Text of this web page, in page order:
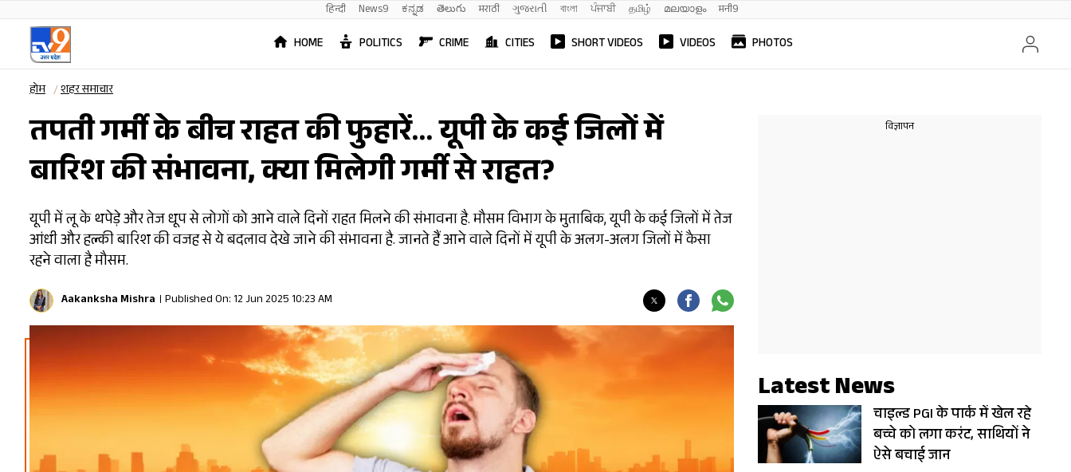
हिन्दी News9 ಕನ್ನಡ తెలుగు मराठी ગુજરાતી বাংলা ਪੰਜਾਬੀ தமிழ் മലയാളം मनी9
HOME POLITICS CRIME CITIES SHORT VIDEOS VIDEOS PHOTOS
होम शहर समाचार
तपती गर्मी के बीच राहत की फुहारें… यूपी के कई जिलों में
बारिश की संभावना, क्या मिलेगी गर्मी से राहत?
यूपी में लू के थपेड़े और तेज धूप से लोगों को आने वाले दिनों राहत मिलने की संभावना है. मौसम विभाग के मुताबिक, यूपी के कई जिलों में तेज
आंधी और हल्की बारिश की वजह से ये बदलाव देखे जाने की संभावना है. जानते हैं आने वाले दिनों में यूपी के अलग-अलग जिलों में कैसा
रहने वाला है मौसम.
Aakanksha Mishra Published On: 12 Jun 2025 10:23 AM
Latest News
चाइल्ड PGI के पार्क में खेल रहे
बच्चे को लगा करंट, साथियों ने
ऐसे बचाई जान